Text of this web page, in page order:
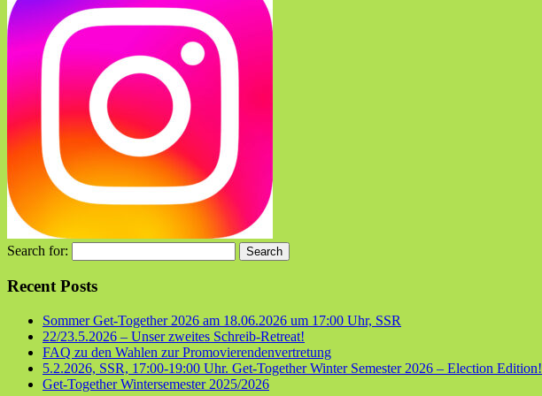
Search for:
Recent Posts
Sommer Get-Together 2026 am 18.06.2026 um 17:00 Uhr, SSR
22/23.5.2026 – Unser zweites Schreib-Retreat!
FAQ zu den Wahlen zur Promovierendenvertretung
5.2.2026, SSR, 17:00-19:00 Uhr. Get-Together Winter Semester 2026 – Election Edition!
Get-Together Wintersemester 2025/2026